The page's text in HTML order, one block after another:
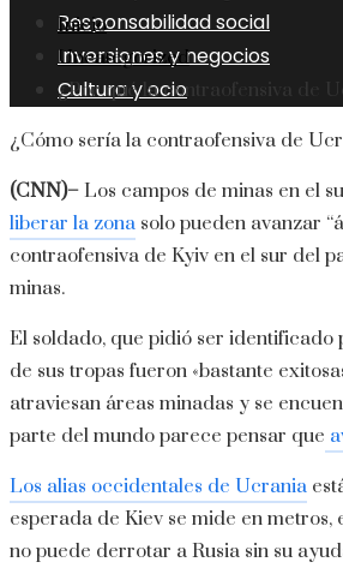
Responsabilidad social
Inversiones y negocios
Cultura y ocio
Inicio
Uncategorized
¿Por qué la contraofensiva de
¿Cómo sería la contraofensiva de
(CNN)– Los campos de minas en el
liberar la zona solo pueden avanzar
contraofensiva de Kyiv en el sur del
minas.
El soldado, que pidió ser identificado
de sus tropas fueron «bastante
atraviesan áreas minadas y se
parte del mundo parece pensar que
Los alias occidentales de Ucrania
esperada de Kiev se mide en
no puede derrotar a Rusia sin su